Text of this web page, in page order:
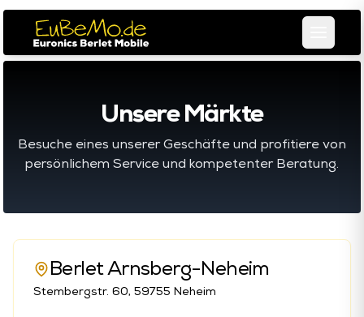
Unsere Märkte
Besuche eines unserer Geschäfte und profitiere von
persönlichem Service und kompetenter Beratung.
Berlet Arnsberg-Neheim
Stembergstr. 60, 59755 Neheim